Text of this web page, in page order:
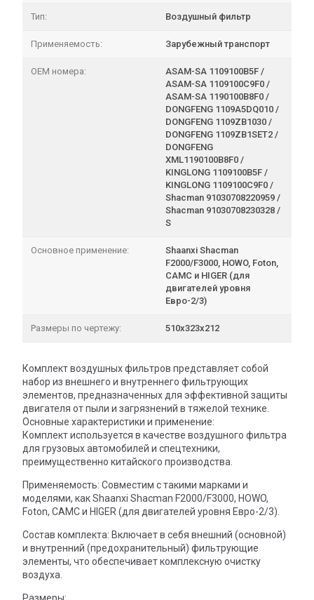
Тип: Воздушный фильтр
Применяемость: Зарубежный транспорт
OEM номера:
ASAM-SA 1109100B5F /
ASAM-SA 1109100C9F0 /
ASAM-SA 1190100B8F0 /
DONGFENG 1109A5DQ010 /
DONGFENG 1109ZB1030 /
DONGFENG 1109ZB1SET2 /
DONGFENG
XML1190100B8F0 /
KINGLONG 1109100B5F /
KINGLONG 1109100C9F0 /
Shacman 91030708220959 /
Shacman 91030708230328 /
S
Основное применение:
Shaanxi Shacman
F2000/F3000, HOWO, Foton,
CAMC и HIGER (для
двигателей уровня
Евро-2/3)
Размеры по чертежу: 510х323х212
Комплект воздушных фильтров представляет собой
набор из внешнего и внутреннего фильтрующих
элементов, предназначенных для эффективной защиты
двигателя от пыли и загрязнений в тяжелой технике.
Основные характеристики и применение:
Комплект используется в качестве воздушного фильтра
для грузовых автомобилей и спецтехники,
преимущественно китайского производства.
Применяемость: Совместим с такими марками и
моделями, как Shaanxi Shacman F2000/F3000, HOWO,
Foton, CAMC и HIGER (для двигателей уровня Евро-2/3).
Состав комплекта: Включает в себя внешний (основной)
и внутренний (предохранительный) фильтрующие
элементы, что обеспечивает комплексную очистку
воздуха.
Размеры: